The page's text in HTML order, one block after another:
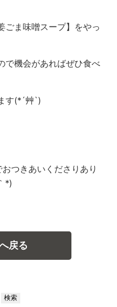
ごま味噌スープ】をやっ
で機会があればぜひ食べ
す(*´艸`)
つきあいくださりあり
*)
戻る
検索